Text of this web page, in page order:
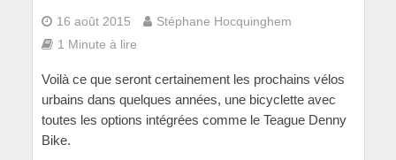
16 août 2015
Stéphane Hocquinghem
1 Minute à lire
Voilà ce que seront certainement les prochains vélos
urbains dans quelques années, une bicyclette avec
toutes les options intégrées comme le Teague Denny
Bike.